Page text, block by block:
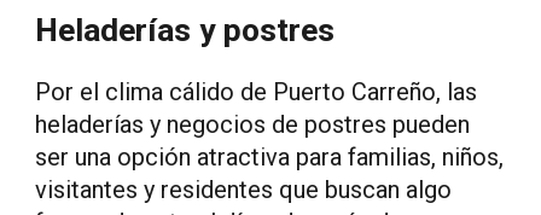
Heladerías y postres
Por el clima cálido de Puerto Carreño, las
heladerías y negocios de postres pueden
ser una opción atractiva para familias, niños,
visitantes y residentes que buscan algo